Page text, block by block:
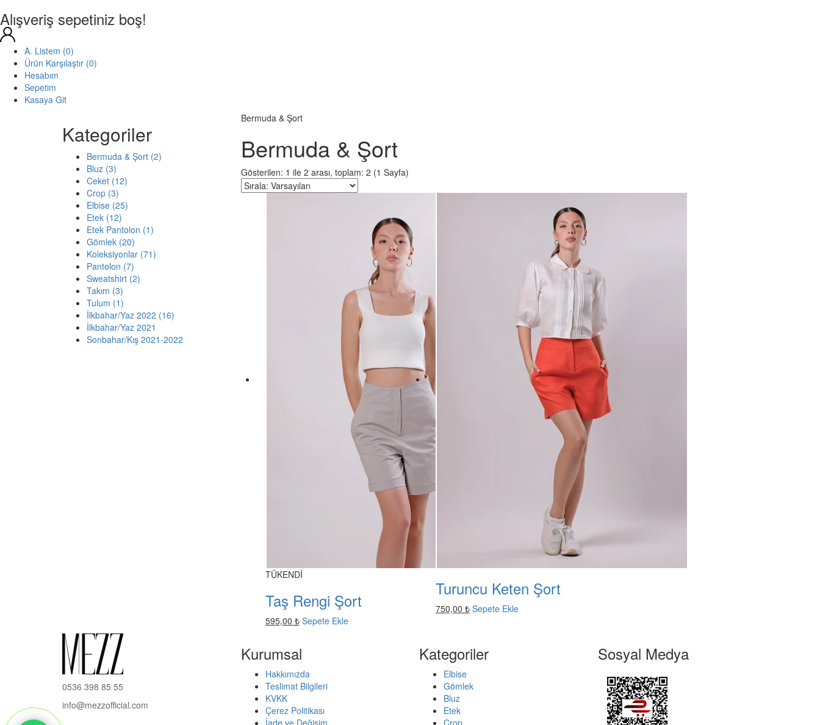
Alışveriş sepetiniz boş!
A. Listem (0)
Ürün Karşılaştır (0)
Hesabım
Sepetim
Kasaya Git
Kategoriler
Bermuda & Şort (2)
Bluz (3)
Ceket (12)
Crop (3)
Elbise (25)
Etek (12)
Etek Pantolon (1)
Gömlek (20)
Koleksiyonlar (71)
Pantolon (7)
Sweatshirt (2)
Takım (3)
Tulum (1)
İlkbahar/Yaz 2022 (16)
İlkbahar/Yaz 2021
Sonbahar/Kış 2021-2022
Bermuda & Şort
Bermuda & Şort
Gösterilen: 1 ile 2 arası, toplam: 2 (1 Sayfa)
TÜKENDİ
Taş Rengi Şort
595,00 ₺ Sepete Ekle
Turuncu Keten Şort
750,00 ₺ Sepete Ekle
0536 398 85 55
info@mezzofficial.com
Kurumsal
Hakkımızda
Teslimat Bilgileri
KVKK
Çerez Politikası
Kategoriler
Elbise
Gömlek
Bluz
Etek
Sosyal Medya